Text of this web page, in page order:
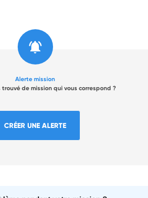
Alerte mission
de mission qui vous correspond ?
CRÉER UNE ALERTE